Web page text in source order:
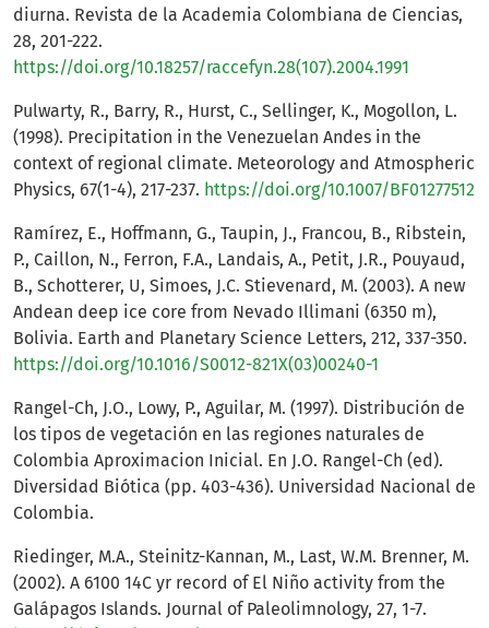
diurna. Revista de la Academia Colombiana de Ciencias,
28, 201-222.
https://doi.org/10.18257/raccefyn.28(107).2004.1991
Pulwarty, R., Barry, R., Hurst, C., Sellinger, K., Mogollon, L.
(1998). Precipitation in the Venezuelan Andes in the
context of regional climate. Meteorology and Atmospheric
Physics, 67(1-4), 217-237. https://doi.org/10.1007/BF01277512
Ramírez, E., Hoffmann, G., Taupin, J., Francou, B., Ribstein,
P., Caillon, N., Ferron, F.A., Landais, A., Petit, J.R., Pouyaud,
B., Schotterer, U, Simoes, J.C. Stievenard, M. (2003). A new
Andean deep ice core from Nevado Illimani (6350 m),
Bolivia. Earth and Planetary Science Letters, 212, 337-350.
https://doi.org/10.1016/S0012-821X(03)00240-1
Rangel-Ch, J.O., Lowy, P., Aguilar, M. (1997). Distribución de
los tipos de vegetación en las regiones naturales de
Colombia Aproximacion Inicial. En J.O. Rangel-Ch (ed).
Diversidad Biótica (pp. 403-436). Universidad Nacional de
Colombia.
Riedinger, M.A., Steinitz-Kannan, M., Last, W.M. Brenner, M.
(2002). A 6100 14C yr record of El Niño activity from the
Galápagos Islands. Journal of Paleolimnology, 27, 1-7.